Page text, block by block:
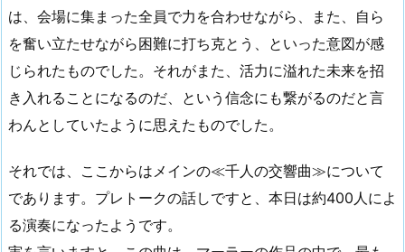
は、会場に集まった全員で力を合わせながら、また、自ら
を奮い立たせながら困難に打ち克とう、といった意図が感
じられたものでした。それがまた、活力に溢れた未来を招
き入れることになるのだ、という信念にも繋がるのだと言
わんとしていたように思えたものでした。
それでは、ここからはメインの≪千人の交響曲≫について
であります。プレトークの話しですと、本日は約400人によ
る演奏になったようです。